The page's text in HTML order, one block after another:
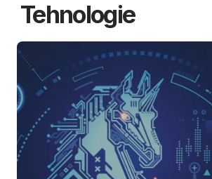
Tehnologie